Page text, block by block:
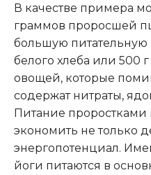
В качестве примера
граммов проросшей
большую питательную
белого хлеба или 500
овощей, которые
содержат нитраты,
Питание проростками
экономить не только
энергопотенциал.
йоги питаются в